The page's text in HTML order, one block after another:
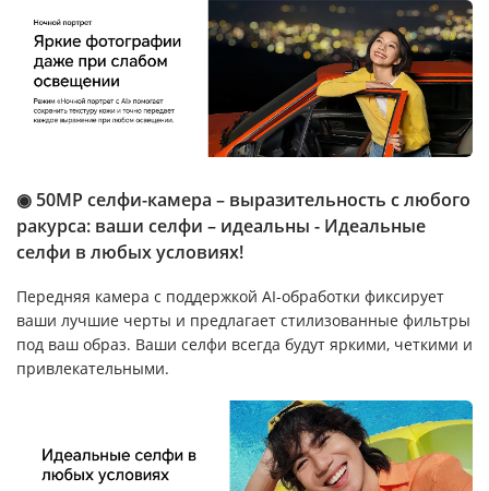
◉ 50MP селфи-камера – выразительность с любого
ракурса: ваши селфи – идеальны - Идеальные
селфи в любых условиях!
Передняя камера с поддержкой AI-обработки фиксирует
ваши лучшие черты и предлагает стилизованные фильтры
под ваш образ. Ваши селфи всегда будут яркими, четкими и
привлекательными.